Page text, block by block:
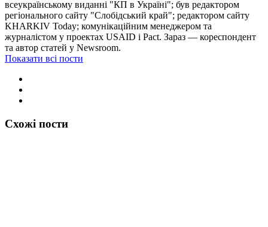
всеукраїнському виданні "КП в Україні"; був редактором
регіонального сайту "Слобідський край"; редактором сайту
KHARKIV Today; комунікаційним менеджером та
журналістом у проектах USAID і Pact. Зараз — кореспондент
та автор статей у Newsroom.
Показати всі пости
Схожі пости